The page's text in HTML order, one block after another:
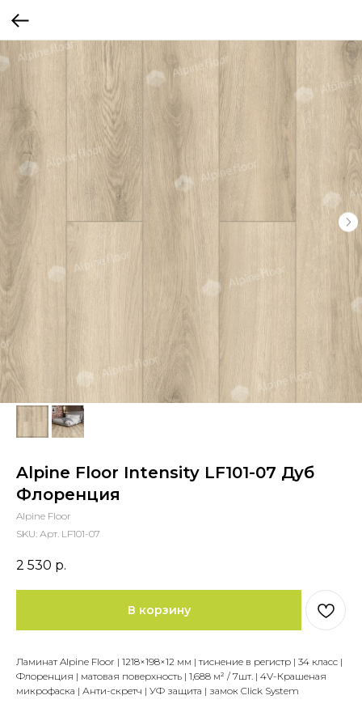
Alpine Floor Intensity LF101-07 Дуб
Флоренция
Alpine Floor
SKU: Арт. LF101-07
2 530 р.
В корзину
Ламинат Alpine Floor | 1218×198×12 мм | тиснение в регистр | 34 класс |
Флоренция | матовая поверхность | 1,688 м² / 7шт. | 4V-Крашеная
микрофаска | Анти-скретч | УФ защита | замок Click System